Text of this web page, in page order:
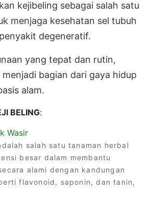
kejibeling sebagai salah satu
menjaga kesehatan sel tubuh
degeneratif.
yang tepat dan rutin,
bagian dari gaya hidup
alam.
BELING:
Wasir
salah satu tanaman herbal
besar dalam membantu
alami dengan kandungan
flavonoid, saponin, dan tanin,